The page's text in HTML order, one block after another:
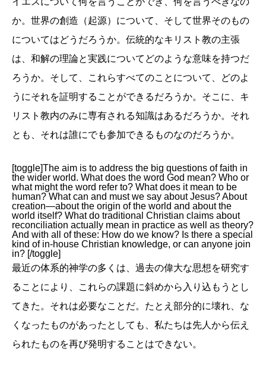
か。世界の創造（起源）について、そして世界そのもの
についてはどうだろうか。伝統的なキリスト教の主張
は、和解の理論と実践についてどのような意味を持つだ
ろうか。そして、これらすべてのことについて、どのよ
うにそれを証明することができるだろうか。そこに、キ
リスト教内のみに専有される知識はあるだろうか。それ
とも、それは誰にでも参加できるものなのだろうか。
[toggle]The aim is to address the big questions of faith in
the wider world. What does the word God mean? Who or
what might the word refer to? What does it mean to be
human? What can and must we say about Jesus? About
creation—about the origin of the world and about the
world itself? What do traditional Christian claims about
reconciliation actually mean in practice as well as theory?
And with all of these: How do we know? Is there a special
kind of in-house Christian knowledge, or can anyone join
in? [/toggle]
最近の体系的神学の多くは、過去の偉大な思想を研究す
ることにより、これらの課題に斜めから入り込もうとし
てきた。それは必要なことだ。たとえ部分的に壊れ、な
くなったものがあったとしても、私たちは先人から伝え
られたものを再び発明することはできない。